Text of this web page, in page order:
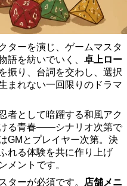
ターを演じ、ゲームマスタ
語を紡いでいく、 卓上ロー
振り、台詞を交わし、選択
まれない一回限りのドラマ
者として暗躍する和風アク
る青春——シナリオ次第で
GMとプレイヤー次第。決
れる体験を共に作り上げ
メントです。
ターが必須です。
店舗メニ